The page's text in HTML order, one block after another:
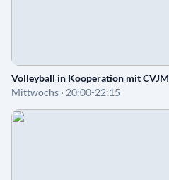
Volleyball in Kooperation mit CVJM
Mittwochs · 20:00-22:15